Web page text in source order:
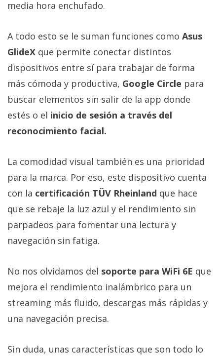
media hora enchufado.
A todo esto se le suman funciones como Asus
GlideX que permite conectar distintos
dispositivos entre sí para trabajar de forma
más cómoda y productiva, Google Circle para
buscar elementos sin salir de la app donde
estés o el inicio de sesión a través del
reconocimiento facial.
La comodidad visual también es una prioridad
para la marca. Por eso, este dispositivo cuenta
con la certificación TÜV Rheinland que hace
que se rebaje la luz azul y el rendimiento sin
parpadeos para fomentar una lectura y
navegación sin fatiga.
No nos olvidamos del soporte para WiFi 6E que
mejora el rendimiento inalámbrico para un
streaming más fluido, descargas más rápidas y
una navegación precisa.
Sin duda, unas características que son todo lo